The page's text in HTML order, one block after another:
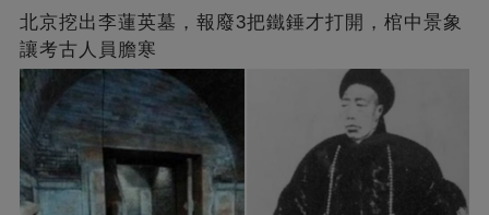
北京挖出李蓮英墓，報廢3把鐵錘才打開，棺中景象
讓考古人員膽寒
略過